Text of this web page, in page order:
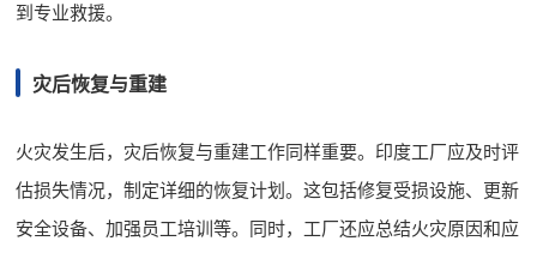
到专业救援。
灾后恢复与重建
火灾发生后，灾后恢复与重建工作同样重要。印度工厂应及时评
估损失情况，制定详细的恢复计划。这包括修复受损设施、更新
安全设备、加强员工培训等。同时，工厂还应总结火灾原因和应